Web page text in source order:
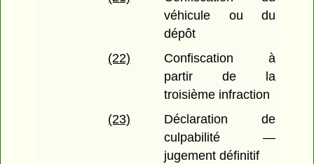
véhicule ou du
dépôt
(22)
Confiscation à
partir de la
troisième infraction
(23)
Déclaration de
culpabilité —
jugement définitif